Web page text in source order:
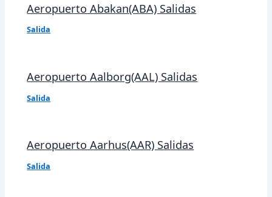
Aeropuerto Abakan(ABA) Salidas
Salida
Aeropuerto Aalborg(AAL) Salidas
Salida
Aeropuerto Aarhus(AAR) Salidas
Salida